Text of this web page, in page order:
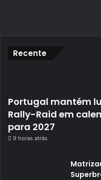
Recente
Portugal mantém
Rally-Raid em
para 2027
9 horas atrás